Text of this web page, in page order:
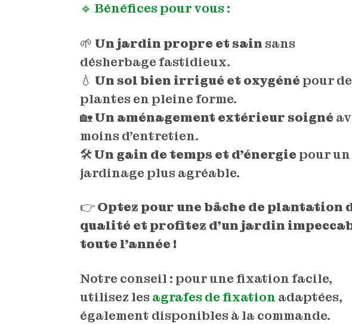
🔹 Bénéfices pour vous :
🌱 Un jardin propre et sain sans
désherbage fastidieux.
💧 Un sol bien irrigué et oxygéné pour
plantes en pleine forme.
🏡Un aménagement extérieur soigné
moins d’entretien.
🛠Un gain de temps et d’énergie pour un
jardinage plus agréable.
👉Optez pour une bâche de plantation
qualité et profitez d’un jardin
toute l’année !
Notre conseil : pour une fixation facile,
utilisez les agrafes de fixation adaptées,
également disponibles à la commande.